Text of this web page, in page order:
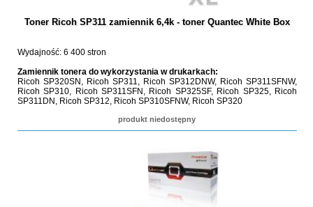
Toner Ricoh SP311 zamiennik 6,4k - toner Quantec White Box
Wydajność: 6 400 stron
Zamiennik tonera do wykorzystania w drukarkach:
Ricoh SP320SN, Ricoh SP311, Ricoh SP312DNW, Ricoh SP311SFNW,
Ricoh SP310, Ricoh SP311SFN, Ricoh SP325SF, Ricoh SP325, Ricoh
SP311DN, Ricoh SP312, Ricoh SP310SFNW, Ricoh SP320
produkt niedostępny